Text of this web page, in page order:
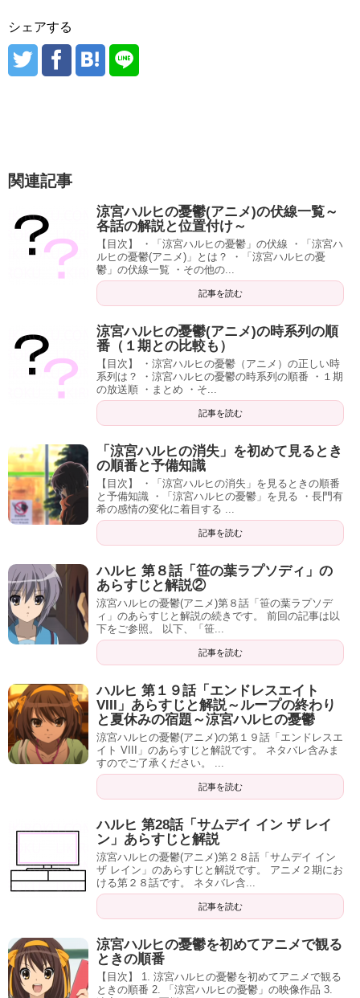
シェアする
関連記事
涼宮ハルヒの憂鬱(アニメ)の伏線一覧～
各話の解説と位置付け～
【目次】 ・「涼宮ハルヒの憂鬱」の伏線 ・「涼宮ハ
ルヒの憂鬱(アニメ)」とは？ ・「涼宮ハルヒの憂
鬱」の伏線一覧 ・その他の...
記事を読む
涼宮ハルヒの憂鬱(アニメ)の時系列の順
番（１期との比較も）
【目次】 ・涼宮ハルヒの憂鬱（アニメ）の正しい時
系列は？ ・涼宮ハルヒの憂鬱の時系列の順番 ・１期
の放送順 ・まとめ ・そ...
記事を読む
「涼宮ハルヒの消失」を初めて見るとき
の順番と予備知識
【目次】 ・「涼宮ハルヒの消失」を見るときの順番
と予備知識 ・「涼宮ハルヒの憂鬱」を見る ・長門有
希の感情の変化に着目する ...
記事を読む
ハルヒ 第８話「笹の葉ラプソディ」の
あらすじと解説②
涼宮ハルヒの憂鬱(アニメ)第８話「笹の葉ラプソデ
ィ」のあらすじと解説の続きです。 前回の記事は以
下をご参照。 以下、「笹...
記事を読む
ハルヒ 第１９話「エンドレスエイト
VIII」あらすじと解説～ループの終わり
と夏休みの宿題～涼宮ハルヒの憂鬱
涼宮ハルヒの憂鬱(アニメ)の第１９話「エンドレスエ
イト VIII」のあらすじと解説です。 ネタバレ含みま
すのでご了承ください。 ...
記事を読む
ハルヒ 第28話「サムデイ イン ザ レイ
ン」あらすじと解説
涼宮ハルヒの憂鬱(アニメ)第２８話「サムデイ イン
ザ レイン」のあらすじと解説です。 アニメ２期にお
ける第２８話です。 ネタバレ含...
記事を読む
涼宮ハルヒの憂鬱を初めてアニメで観る
ときの順番
【目次】 1. 涼宮ハルヒの憂鬱を初めてアニメで観る
ときの順番 2. 「涼宮ハルヒの憂鬱」の映像作品 3.